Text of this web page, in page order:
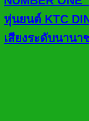
หุ่นยนต์ KTC
เสียงระดับนานา